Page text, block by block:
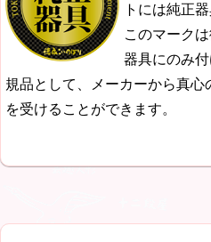
トには純正
このマーク
器具にのみ
規品として、メーカーから真
を受けることができます。